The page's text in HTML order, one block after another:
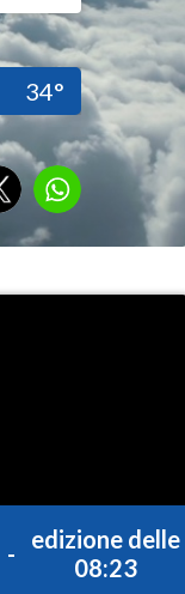
34°
-
edizione delle
08:23